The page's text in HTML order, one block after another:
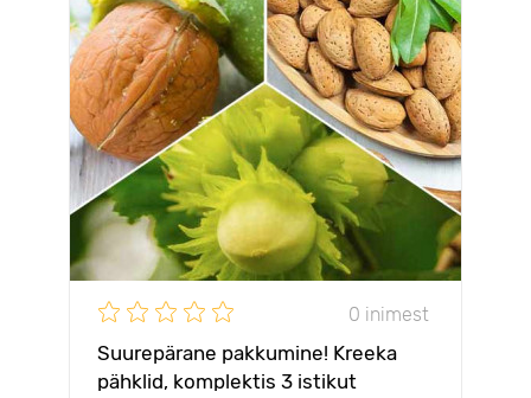
0 inimest
Suurepärane pakkumine! Kreeka
pähklid, komplektis 3 istikut